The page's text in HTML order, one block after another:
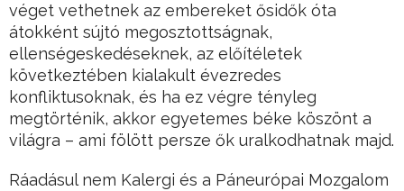
véget vethetnek az embereket ősidők óta
átokként sújtó megosztottságnak,
ellenségeskedéseknek, az előítéletek
következtében kialakult évezredes
konfliktusoknak, és ha ez végre tényleg
megtörténik, akkor egyetemes béke köszönt a
világra – ami fölött persze ők uralkodhatnak majd.
Ráadásul nem Kalergi és a Páneurópai Mozgalom